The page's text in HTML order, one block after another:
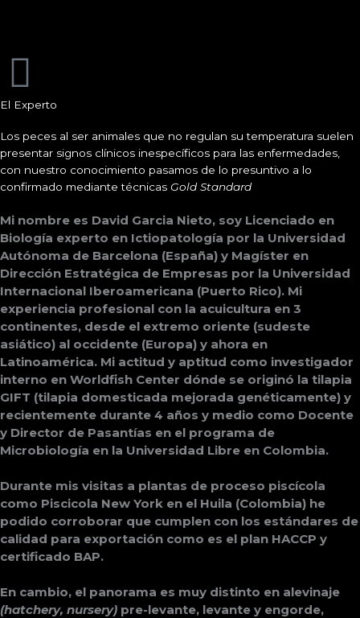
El Experto
Los peces al ser animales que no regulan su temperatura suelen
presentar signos clínicos inespecíficos para las enfermedades,
con nuestro conocimiento pasamos de lo presuntivo a lo
confirmado mediante técnicas Gold Standard
Mi nombre es David Garcia Nieto, soy Licenciado en
Biología experto en Ictiopatología por la Universidad
Autónoma de Barcelona (España) y Magíster en
Dirección Estratégica de Empresas por la Universidad
Internacional Iberoamericana (Puerto Rico). Mi
experiencia profesional con la acuicultura en 3
continentes, desde el extremo oriente (sudeste
asiático) al occidente (Europa) y ahora en
Latinoamérica. Mi actitud y aptitud como investigador
interno en Worldfish Center dónde se originó la tilapia
GIFT (tilapia domesticada mejorada genéticamente) y
recientemente durante 4 años y medio como Docente
y Director de Pasantías en el programa de
Microbiología en la Universidad Libre en Colombia.
Durante mis visitas a plantas de proceso piscícola
como Piscicola New York en el Huila (Colombia) he
podido corroborar que cumplen con los estándares de
calidad para exportación como es el plan HACCP y
certificado BAP.
(hatchery, nursery) pre-levante, levante y engorde,